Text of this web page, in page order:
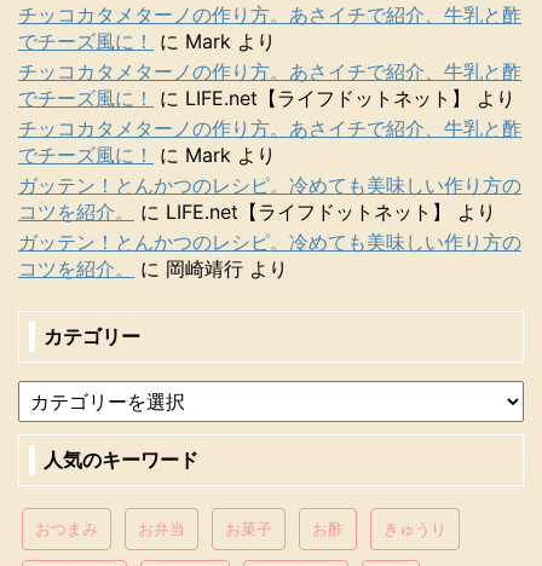
チッコカタメターノの作り方。あさイチで紹介、牛乳と酢
でチーズ風に！
に Mark より
チッコカタメターノの作り方。あさイチで紹介、牛乳と酢
でチーズ風に！
に LIFE.net【ライフドットネット】
より
チッコカタメターノの作り方。あさイチで紹介、牛乳と酢
でチーズ風に！
に Mark より
ガッテン！とんかつのレシピ。冷めても美味しい作り方の
コツを紹介。
に LIFE.net【ライフドットネット】
より
ガッテン！とんかつのレシピ。冷めても美味しい作り方の
コツを紹介。
に 岡崎靖行 より
カテゴリー
人気のキーワード
おつまみ お弁当 お菓子 お酢 きゅうり